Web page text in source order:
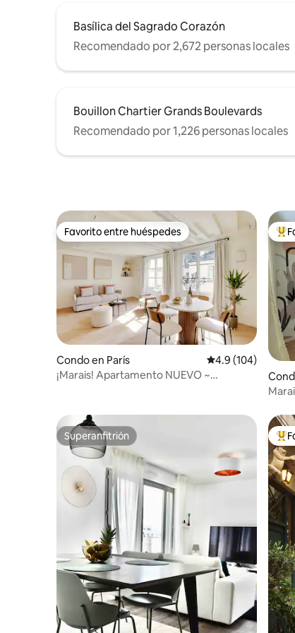
Basílica del Sagrado Corazón
Recomendado por 2,672 personas locales
Bouillon Chartier Grands Boulevards
Recomendado por 1,226 personas locales
Favorito entre huéspedes
Favorito entre huéspedes
Condo en París Calificación
4.9 (104)
¡Marais! Apartamento NUEVO ~
Superanfitrión
Superanfitrión